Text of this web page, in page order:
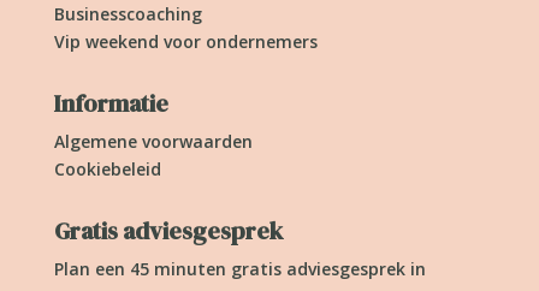
Businesscoaching
Vip weekend voor ondernemers
Informatie
Algemene voorwaarden
Cookiebeleid
Gratis adviesgesprek
Plan een 45 minuten gratis adviesgesprek in